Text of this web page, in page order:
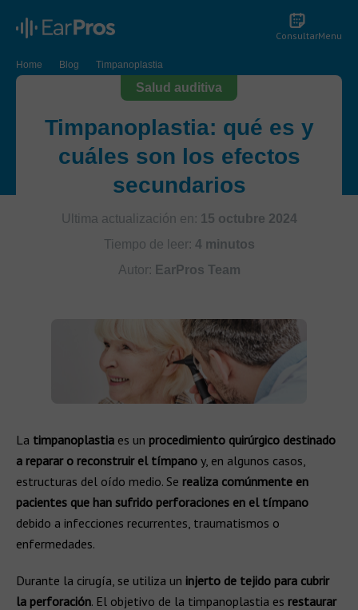
ConsultarMenu
Home Blog Timpanoplastia
Salud auditiva
Timpanoplastia: qué es y
cuáles son los efectos
secundarios
Ultima actualización en: 15 octubre 2024
Tiempo de leer: 4 minutos
Autor: EarPros Team
La timpanoplastia es un procedimiento quirúrgico destinado
a reparar o reconstruir el tímpano y, en algunos casos,
estructuras del oído medio. Se realiza comúnmente en
pacientes que han sufrido perforaciones en el tímpano
debido a infecciones recurrentes, traumatismos o
enfermedades.
Durante la cirugía, se utiliza un injerto de tejido para cubrir
la perforación. El objetivo de la timpanoplastia es restaurar